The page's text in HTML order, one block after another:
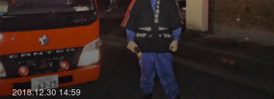
2018.12.30 14:59